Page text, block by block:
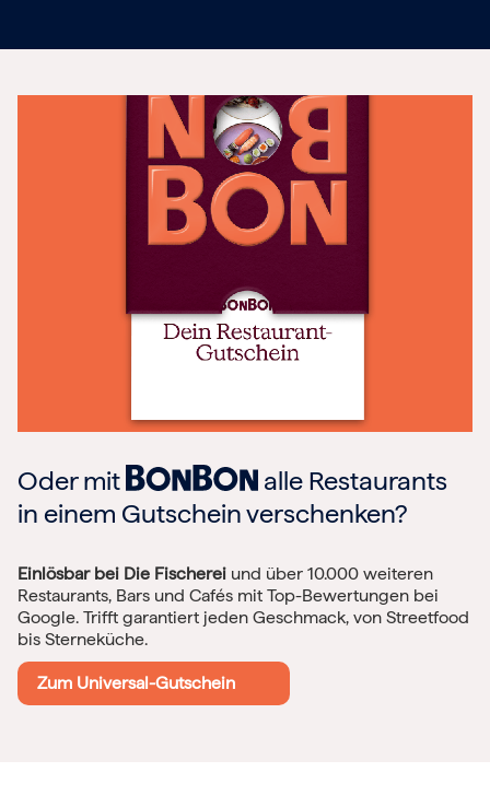
Oder mit
alle Restaurants
in einem Gutschein verschenken?
Einlösbar bei Die Fischerei und über 10.000 weiteren
Restaurants, Bars und Cafés mit Top-Bewertungen bei
Google. Trifft garantiert jeden Geschmack, von Streetfood
bis Sterneküche.
Zum Universal-Gutschein